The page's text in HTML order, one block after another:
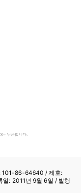
무관합니다.
101-86-64640 / 제호:
: 2011년 9월 6일 / 발행